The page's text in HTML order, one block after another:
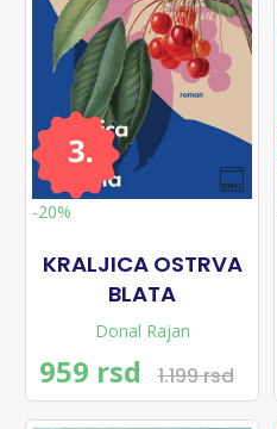
-20%
KRALJICA OSTRVA
BLATA
Donal Rajan
959 rsd 1.199 rsd